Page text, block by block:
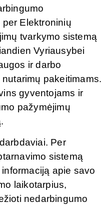
Elektroninių
tvarkymo sistemą
Vyriausybei
ir darbo
pakeitimams.
gyventojams ir
pažymėjimų
Per
sistemą
apie savo
laikotarpius,
nedarbingumo